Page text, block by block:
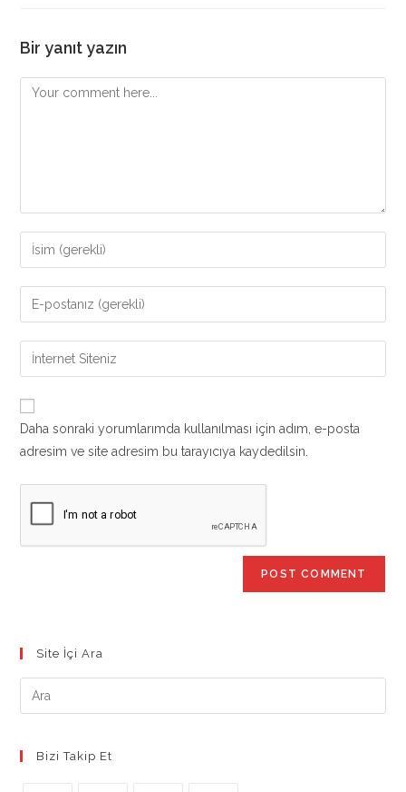
Bir yanıt yazın
Comment
Enter
your
name
comment
Enter
your
email
address
comment
Enter
your
website
Daha sonraki yorumlarımda kullanılması için adım, e-posta
adresim ve site adresim bu tarayıcıya kaydedilsin.
Site İçi Ara
Bizi Takip Et